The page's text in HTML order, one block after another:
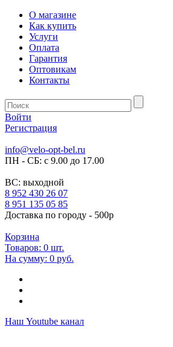
О магазине
Как купить
Услуги
Оплата
Гарантия
Оптовикам
Контакты
Войти
Регистрация
info@velo-opt-bel.ru
ПН - СБ: с 9.00 до 17.00
ВС: выходной
8 952 430 26 07
8 951 135 05 85
Доставка по городу - 500р
Корзина
Товаров: 0 шт.
На сумму: 0 руб.
Наш Youtube канал